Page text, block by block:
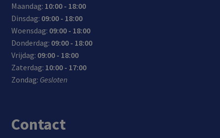
Maandag: 10:00 - 18:00
Dinsdag: 09:00 - 18:00
Woensdag: 09:00 - 18:00
Donderdag: 09:00 - 18:00
Vrijdag: 09:00 - 18:00
Zaterdag: 10:00 - 17:00
Zondag: Gesloten
Contact